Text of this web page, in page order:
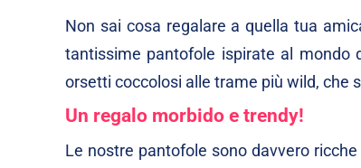
Non sai cosa regalare a quella tua
tantissime pantofole ispirate al mondo
orsetti coccolosi alle trame più wild, che
Un regalo morbido e trendy!
Le nostre pantofole sono davvero